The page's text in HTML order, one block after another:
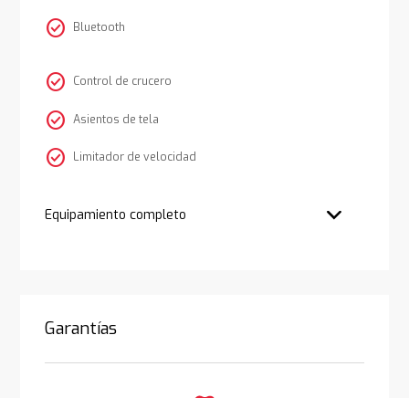
check_circle Bluetooth
check_circle Control de crucero
check_circle Asientos de tela
check_circle Limitador de velocidad
Equipamiento completo
Garantías